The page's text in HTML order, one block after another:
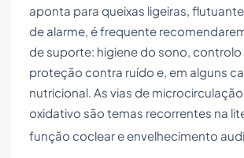
aponta para queixas ligeiras,
de alarme, é frequente
de suporte: higiene do sono, controlo
proteção contra ruído e, em alguns
nutricional. As vias de
oxidativo são temas recorrentes na
função coclear e envelhecimento